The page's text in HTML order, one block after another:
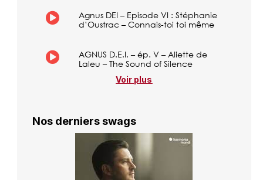
Agnus DEI – Episode VI : Stéphanie
d’Oustrac – Connais-toi toi même
AGNUS D.E.I. – ép. V – Aliette de
Laleu – The Sound of Silence
Voir plus
Nos derniers swags